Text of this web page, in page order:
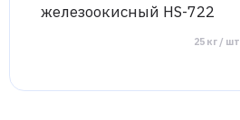
железоокисный HS-722
25 кг / шт